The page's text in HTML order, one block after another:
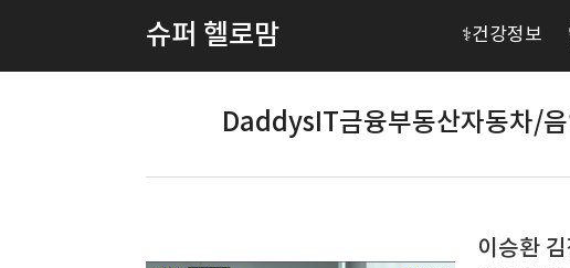
슈퍼 헬로맘 ⚕️건강정보
DaddysIT금융부동산자동차/
이승환